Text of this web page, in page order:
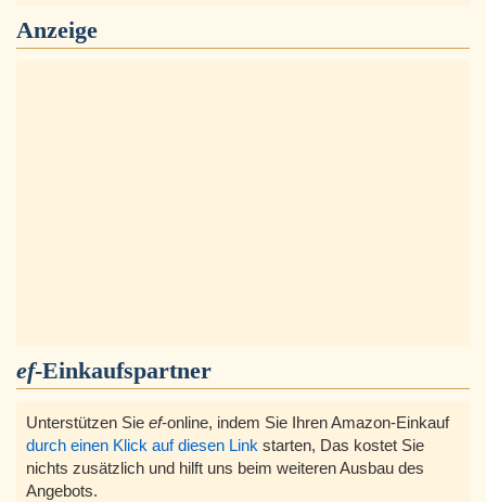
Anzeige
ef-Einkaufspartner
Unterstützen Sie ef-online, indem Sie Ihren Amazon-Einkauf
durch einen Klick auf diesen Link starten, Das kostet Sie
nichts zusätzlich und hilft uns beim weiteren Ausbau des
Angebots.